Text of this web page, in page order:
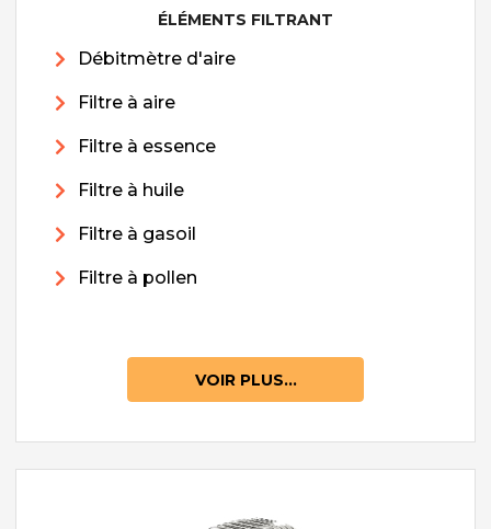
ÉLÉMENTS FILTRANT
Débitmètre d'aire
Filtre à aire
Filtre à essence
Filtre à huile
Filtre à gasoil
Filtre à pollen
VOIR PLUS...